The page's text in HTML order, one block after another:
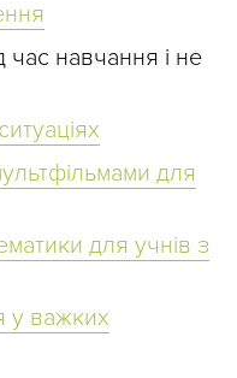
час навчання і не
для
для учнів з
у важких